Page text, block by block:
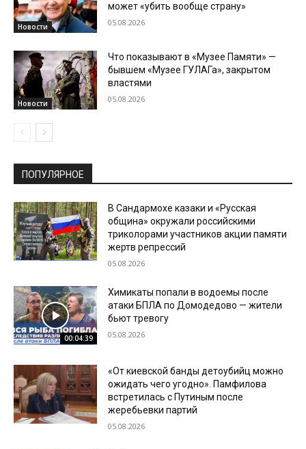
Новости
может «убить вообще страну»
05.08.2026
Новости
Что показывают в «Музее Памяти» —
бывшем «Музее ГУЛАГа», закрытом
властями
05.08.2026
ПОПУЛЯРНОЕ
В Сандармохе казаки и «Русская
община» окружали российскими
триколорами участников акции памяти
жертв репрессий
05.08.2026
00:04:39
Химикаты попали в водоемы после
атаки БПЛА по Домодедово — жители
бьют тревогу
05.08.2026
«От киевской банды детоубийц можно
ожидать чего угодно». Памфилова
встретилась с Путиным после
жеребьевки партий
05.08.2026